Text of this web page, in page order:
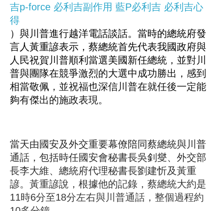
吉p-force 必利吉副作用 藍P必利吉 必利吉心
得
）與川普進行越洋電話談話。當時的總統府發
言人黃重諺表示，蔡總統首先代表我國政府與
人民祝賀川普順利當選美國新任總統，並對川
普與團隊在競爭激烈的大選中成功勝出，感到
相當敬佩，並祝福也深信川普在就任後一定能
夠有傑出的施政表現。
當天由國安及外交重要幕僚陪同蔡總統與川普
通話，包括時任國安會秘書長吳釗燮、外交部
長李大維、總統府代理秘書長劉建忻及黃重
諺。黃重諺說，根據他的記錄，蔡總統大約是
11時6分至18分左右與川普通話，整個過程約